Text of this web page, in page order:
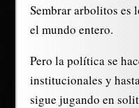
Sembrar arbolitos es
el mundo entero.
Pero la política se
institucionales y
sigue jugando en